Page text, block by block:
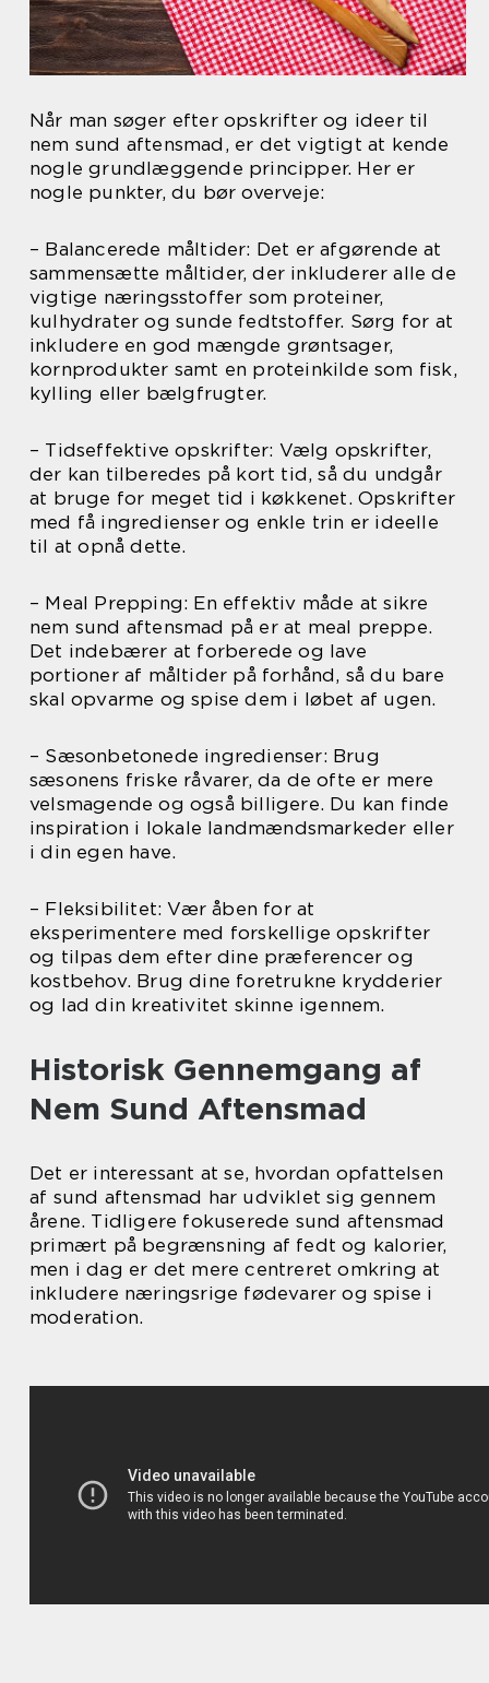
Når man søger efter opskrifter og ideer til
nem sund aftensmad, er det vigtigt at kende
nogle grundlæggende principper. Her er
nogle punkter, du bør overveje:
– Balancerede måltider: Det er afgørende at
sammensætte måltider, der inkluderer alle de
vigtige næringsstoffer som proteiner,
kulhydrater og sunde fedtstoffer. Sørg for at
inkludere en god mængde grøntsager,
kornprodukter samt en proteinkilde som fisk,
kylling eller bælgfrugter.
– Tidseffektive opskrifter: Vælg opskrifter,
der kan tilberedes på kort tid, så du undgår
at bruge for meget tid i køkkenet. Opskrifter
med få ingredienser og enkle trin er ideelle
til at opnå dette.
– Meal Prepping: En effektiv måde at sikre
nem sund aftensmad på er at meal preppe.
Det indebærer at forberede og lave
portioner af måltider på forhånd, så du bare
skal opvarme og spise dem i løbet af ugen.
– Sæsonbetonede ingredienser: Brug
sæsonens friske råvarer, da de ofte er mere
velsmagende og også billigere. Du kan finde
inspiration i lokale landmændsmarkeder eller
i din egen have.
– Fleksibilitet: Vær åben for at
eksperimentere med forskellige opskrifter
og tilpas dem efter dine præferencer og
kostbehov. Brug dine foretrukne krydderier
og lad din kreativitet skinne igennem.
Historisk Gennemgang af
Nem Sund Aftensmad
Det er interessant at se, hvordan opfattelsen
af sund aftensmad har udviklet sig gennem
årene. Tidligere fokuserede sund aftensmad
primært på begrænsning af fedt og kalorier,
men i dag er det mere centreret omkring at
inkludere næringsrige fødevarer og spise i
moderation.